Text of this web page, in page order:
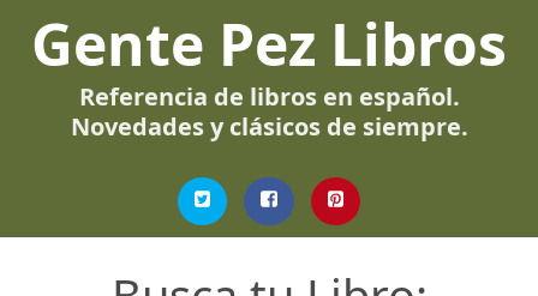
Gente Pez Libros
Referencia de libros en español.
Novedades y clásicos de siempre.